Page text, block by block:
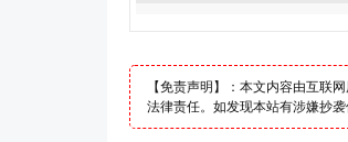
【免责声明】：本文内容由互联
法律责任。如发现本站有涉嫌抄